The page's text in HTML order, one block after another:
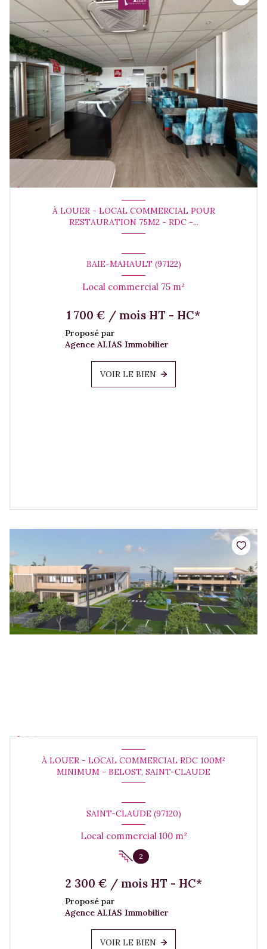
À LOUER - LOCAL COMMERCIAL POUR
RESTAURATION 75M2 - RDC -...
BAIE-MAHAULT (97122)
Local commercial 75 m²
1 700 € / mois HT - HC*
Proposé par
Agence ALIAS Immobilier
VOIR LE BIEN
À LOUER - LOCAL COMMERCIAL RDC 100M²
MINIMUM - BELOST, SAINT-CLAUDE
SAINT-CLAUDE (97120)
Local commercial 100 m²
2
2 300 € / mois HT - HC*
Proposé par
Agence ALIAS Immobilier
VOIR LE BIEN